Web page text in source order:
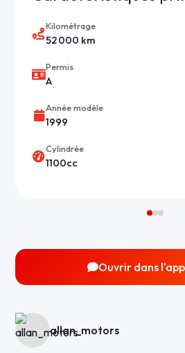
Kilométrage
52 000 km
Permis
A
Année modèle
1999
Cylindrée
1100cc
Ouvrir dans
allan_motors